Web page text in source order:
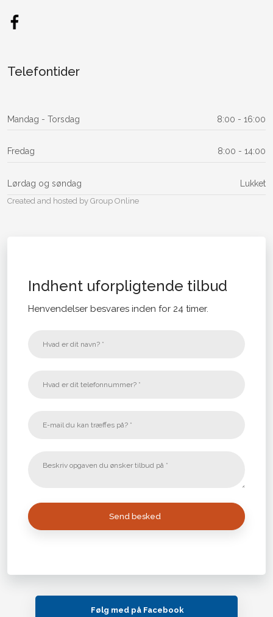
Telefontider
Mandag​ - Torsdag 8:00 - 16:00​
Fredag 8:00 - 14:00​
Lørdag og søndag Lukket
Created and hosted by Group Online
Indhent uforpligtende tilbud
Henvendelser besvares inden for 24 timer.​
Følg med på Facebook